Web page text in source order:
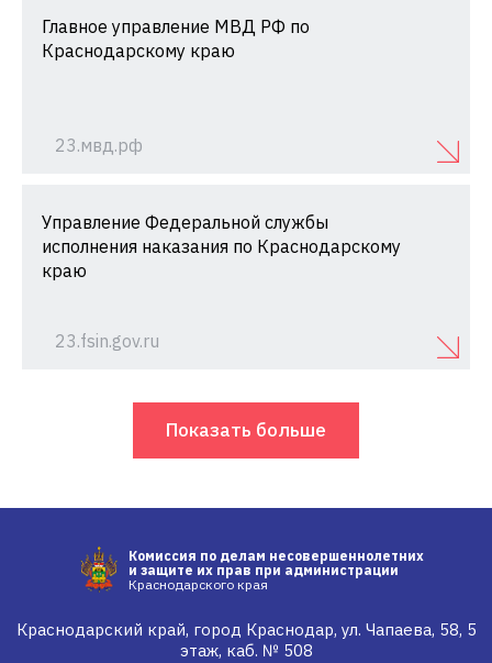
Главное управление МВД РФ по
Краснодарскому краю
23.мвд.рф
Управление Федеральной службы
исполнения наказания по Краснодарскому
краю
23.fsin.gov.ru
Показать больше
Комиссия по делам несовершеннолетних
и защите их прав при администрации
Краснодарского края
Краснодарский край, город Краснодар, ул. Чапаева, 58, 5
этаж, каб. № 508